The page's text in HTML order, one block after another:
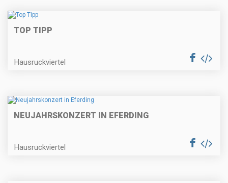
TOP TIPP
Hausruckviertel
NEUJAHRSKONZERT IN EFERDING
Hausruckviertel